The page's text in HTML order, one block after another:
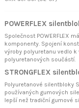
POWERFLEX
Společnost POWERFLEX
komponenty. Spojení
výroby polyuretanu vedlo
polyuretanových součástí.
STRONGFLEX
Polyuretanové silentbloky
používaných gumových
lepší než tradiční gumové